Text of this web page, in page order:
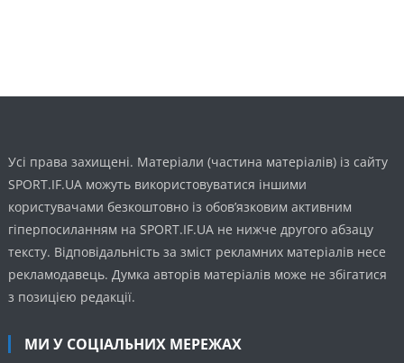
Усі права захищені. Матеріали (частина матеріалів) із сайту
SPORT.IF.UA можуть використовуватися іншими
користувачами безкоштовно із обов’язковим активним
гіперпосиланням на SPORT.IF.UA не нижче другого абзацу
тексту. Відповідальність за зміст рекламних матеріалів несе
рекламодавець. Думка авторів матеріалів може не збігатися
з позицією редакції.
МИ У СОЦІАЛЬНИХ МЕРЕЖАХ